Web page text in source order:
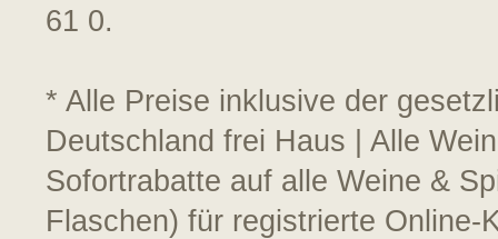
61 0.
* Alle Preise inklusive der
Deutschland frei Haus | Alle
Sofortrabatte auf alle Weine &
Flaschen) für registrierte